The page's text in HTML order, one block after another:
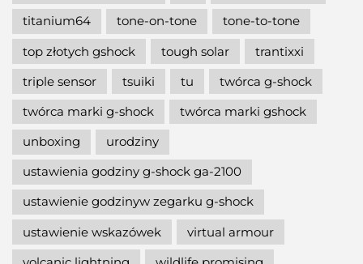
titanium64
tone-on-tone
tone-to-tone
top złotych gshock
tough solar
trantixxi
triple sensor
tsuiki tu
twórca g-shock
twórca marki g-shock
twórca marki gshock
unboxing
urodziny
ustawienia godziny g-shock ga-2100
ustawienie godzinyw zegarku g-shock
ustawienie wskazówek
virtual armour